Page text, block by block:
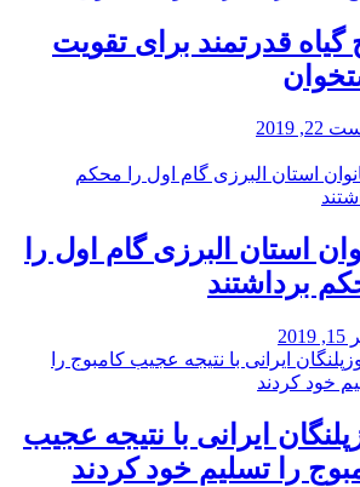
گیاه قدرتمند برای تقویت
2019
استان البرزی گام اول را
برداشتند
ایرانی با نتیجه عجیب
را تسلیم خود کردند